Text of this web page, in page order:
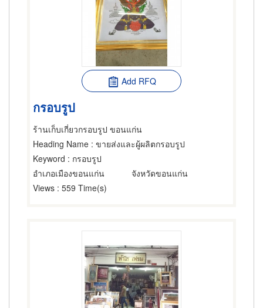
Add RFQ
กรอบรูป
ร้านเก็บเกี่ยวกรอบรูป ขอนแก่น
Heading Name : ขายส่งและผู้ผลิตกรอบรูป
Keyword : กรอบรูป
อำเภอเมืองขอนแก่น
จังหวัดขอนแก่น
Views : 559 Time(s)